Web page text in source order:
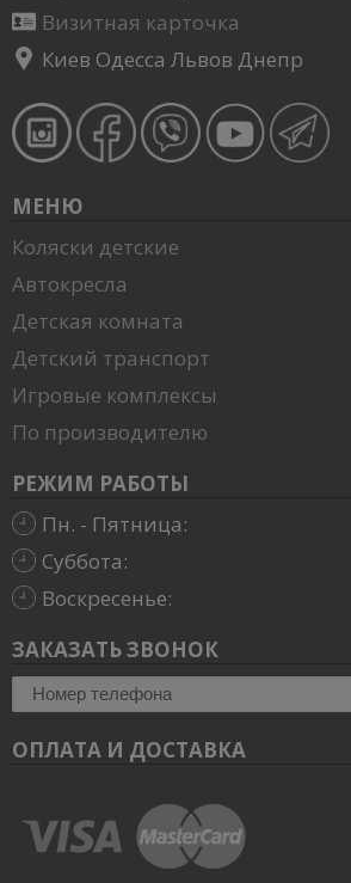
Визитная карточка
Киев Одесса Львов Днепр
МЕНЮ
Коляски детские
Автокресла
Детская комната
Детский транспорт
Игровые комплексы
По производителю
РЕЖИМ РАБОТЫ
Пн. - Пятница:
Суббота:
Воскресенье:
ЗАКАЗАТЬ ЗВОНОК
ОПЛАТА И ДОСТАВКА